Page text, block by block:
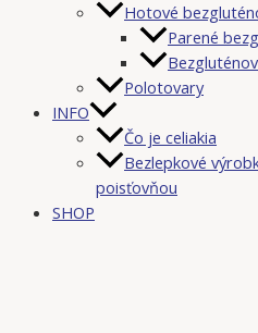
Hotové
Parené
Polotovary
INFO
Čo je celiakia
Bezlepkové
poisťovňou
SHOP